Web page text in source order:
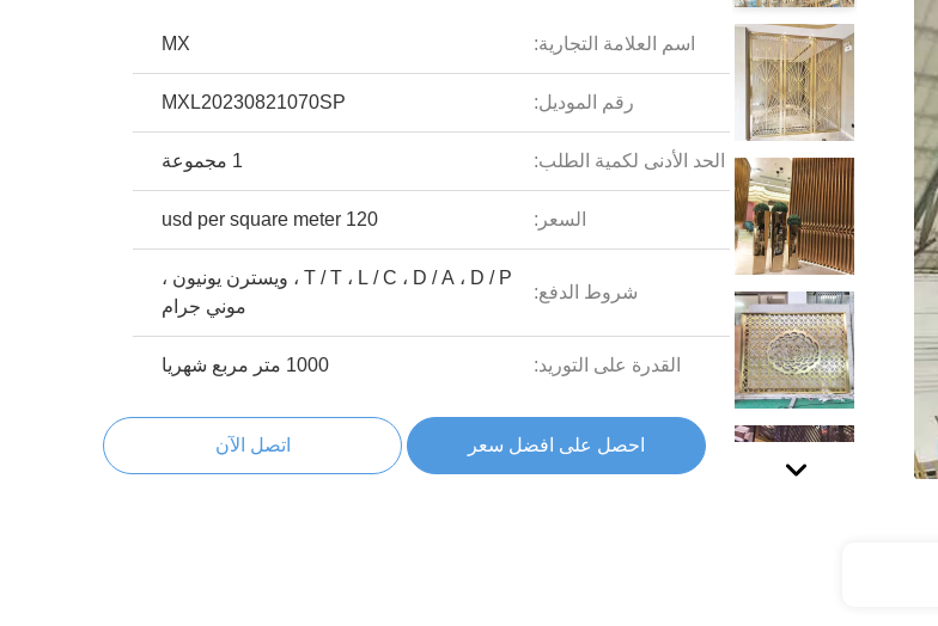
اسم العلامة التجارية: MX
رقم الموديل: MXL20230821070SP
الحد الأدنى لكمية الطلب: 1 مجموعة
السعر: 120 usd per square meter
شروط الدفع:
T / T ، L / C ، D / A ، D / P ، ويسترن يونيون ،
موني جرام
القدرة على التوريد: 1000 متر مربع شهريا
احصل على افضل سعر اتصل الآن